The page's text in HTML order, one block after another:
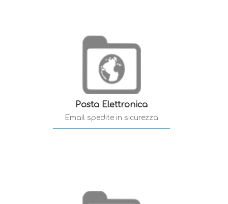
Posta Elettronica
Email spedite in sicurezza